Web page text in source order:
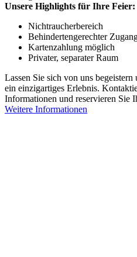
Unsere Highlights für Ihre Feier:
Nichtraucherbereich
Behindertengerechter
Kartenzahlung möglich
Privater, separater Raum
Lassen Sie sich von uns
ein einzigartiges Erlebnis.
Informationen und reservieren Sie
Weitere Informationen